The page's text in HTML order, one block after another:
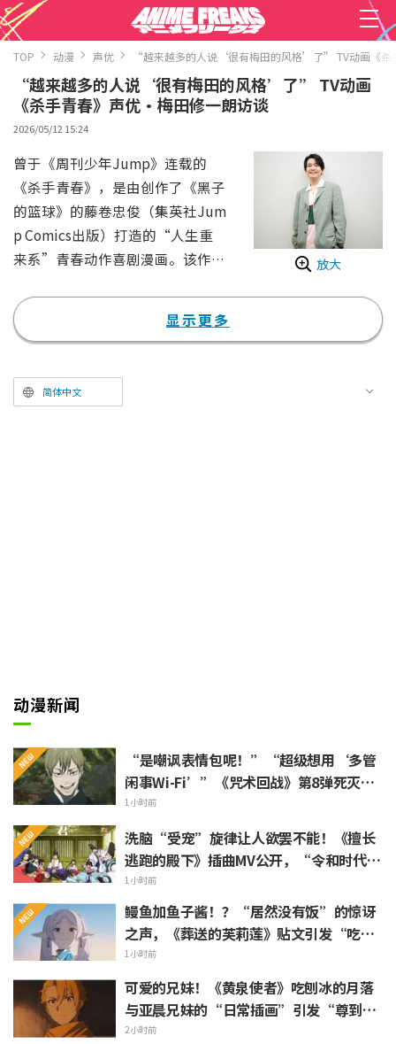
TOP 动漫 声优 “越来越多的人说‘很有梅田的风格’了” TV动画《
“越来越多的人说‘很有梅田的风格’了” TV动画
《杀手青春》声优·梅田修一朗访谈
2026/05/12 15:24
放大
曾于《周刊少年Jump》连载的
《杀手青春》，是由创作了《黑子
的篮球》的藤卷忠俊（集英社Jum
p Comics出版）打造的“人生重
来系”青春动作喜剧漫画。该作的
**起，每周六晚11点在东京电视台
系列频道播出。
手，由于被神秘的蜜蜂蛰到，身体
变成了13岁的小孩模样，并奉波
显示更多
简体中文
动漫新闻
“是嘲讽表情包呢！”“超级想用‘多管
闲事Wi-Fi’”《咒术回战》第8弹死灭回
游表情包上线引发粉丝狂喜
1小时前
洗脑“受宠”旋律让人欲罢不能！《擅长
逃跑的殿下》插曲MV公开，“令和时代的
时代剧居然出角色歌”引发热议
1小时前
鳗鱼加鱼子酱！？“居然没有饭”的惊讶
之声，《葬送的芙莉莲》贴文引发“吃白
烧才是懂行”的热烈反响
1小时前
可爱的兄妹！《黄泉使者》吃刨冰的月落
与亚晨兄妹的“日常插画”引发“尊到升
天”“完全就是情侣嘛”等热烈反响
2小时前